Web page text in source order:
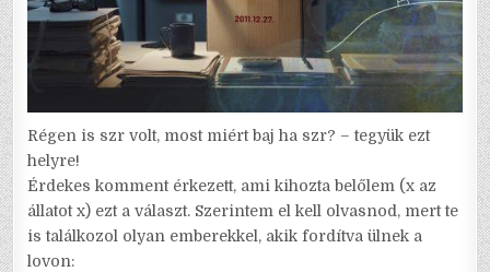
Régen is szr volt, most miért baj ha szr? – tegyük ezt
helyre!
Érdekes komment érkezett, ami kihozta belőlem (x az
állatot x) ezt a választ. Szerintem el kell olvasnod, mert te
is találkozol olyan emberekkel, akik fordítva ülnek a
lovon: